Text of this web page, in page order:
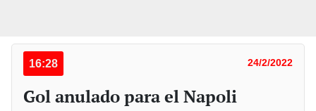
16:28 24/2/2022
Gol anulado para el Napoli